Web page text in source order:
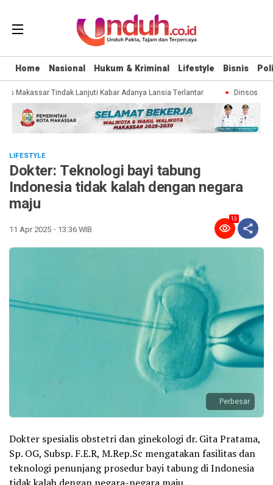
Home Nasional Hukum & Kriminal Lifestyle Bisnis
Makassar Tindak Lanjuti Kabar Adanya Lansia Terlantar Dinsos
LIFESTYLE
Dokter: Teknologi bayi tabung
Indonesia tidak kalah dengan negara
maju
11 Apr 2025 - 13:36 WIB
13
Perbesar
Dokter spesialis obstetri dan ginekologi dr. Gita Pratama,
Sp. OG, Subsp. F.E.R, M.Rep.Sc mengatakan fasilitas dan
teknologi penunjang prosedur bayi tabung di Indonesia